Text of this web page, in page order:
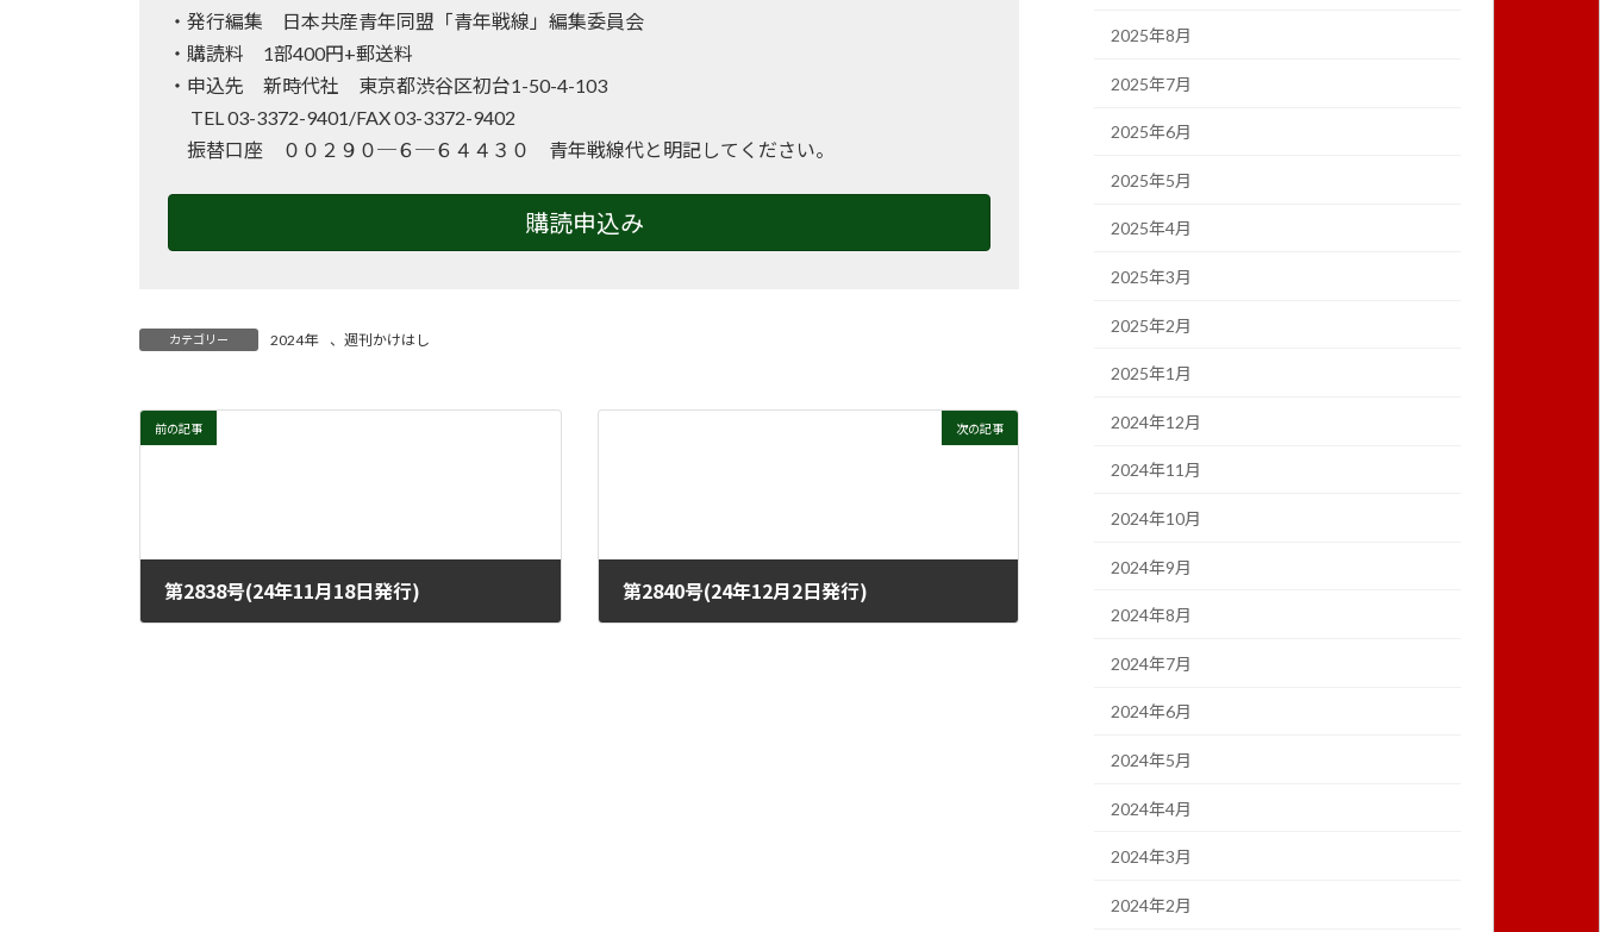
・発行編集 日本共産青年同盟「青年戦線」編集委員会
・購読料 1部400円+郵送料
・申込先 新時代社 東京都渋谷区初台1-50-4-103
TEL 03-3372-9401/FAX 03-3372-9402
振替口座 ００２９０─６─６４４３０ 青年戦線代と明記してください。
購読申込み
カテゴリー 2024年 、 週刊かけはし
前の記事
第2838号(24年11月18日発行)
次の記事
第2840号(24年12月2日発行)
2025年8月
2025年7月
2025年6月
2025年5月
2025年4月
2025年3月
2025年2月
2025年1月
2024年12月
2024年11月
2024年10月
2024年9月
2024年8月
2024年7月
2024年6月
2024年5月
2024年4月
2024年3月
2024年2月